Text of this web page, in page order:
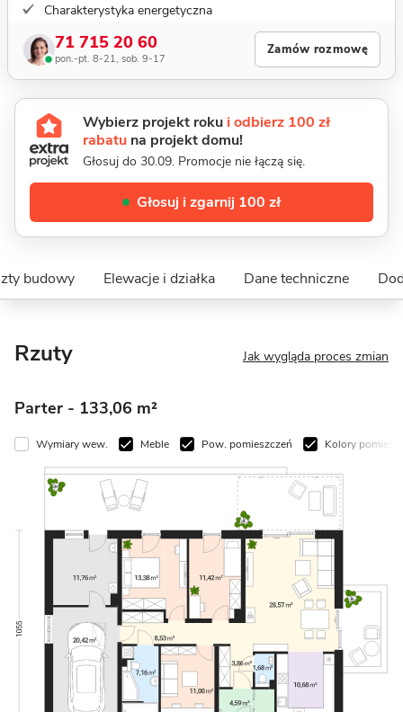
Charakterystyka energetyczna
71 715 20 60
pon.-pt. 8-21, sob. 9-17
Zamów rozmowę
Wybierz projekt roku i odbierz 100 zł
rabatu na projekt domu!
Głosuj do 30.09. Promocje nie łączą się.
Głosuj i zgarnij 100 zł
budowy Elewacje i działka Dane techniczne
Rzuty Jak wygląda proces zmian
Parter - 133,06 m²
Wymiary wew. Meble Pow. pomieszczeń Kolory